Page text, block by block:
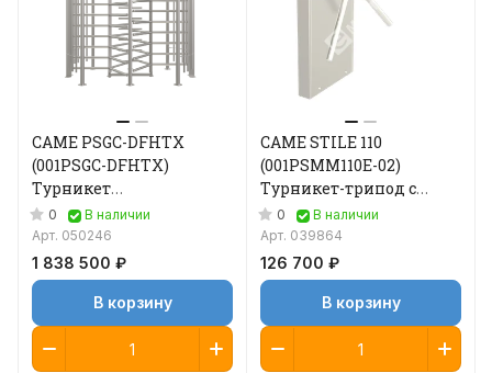
CAME PSGC-DFHTX
(001PSGC-DFHTX)
Турникет
полноростовой
двухпроходный
0
В наличии
Арт. 050246
1 838 500 ₽
В корзину
CAME STILE 110
(001PSMM110E-02)
Турникет-трипод с
автоматической
антипаникой
0
В наличии
Арт. 039864
126 700 ₽
В корзину